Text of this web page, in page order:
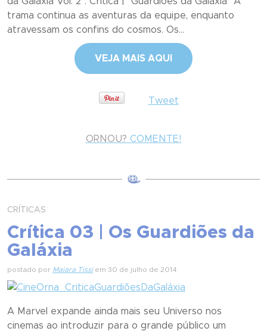
trama continua as aventuras da equipe, enquanto
atravessam os confins do cosmos. Os...
VEJA MAIS AQUI
Tweet
ORNOU? COMENTE!
CRÍTICAS
Crítica 03 | Os Guardiões da
Galáxia
postado por Maiara Tissiem 30 de julho de 2014
A Marvel expande ainda mais seu Universo nos
cinemas ao introduzir para o grande público um